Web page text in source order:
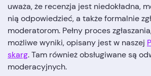
uważa, że recenzja jest niedokładna,
nią odpowiedzieć, a także formalnie
moderatorom. Pełny proces
możliwe wyniki, opisany jest w naszej
skarg. Tam również obsługiwane są
moderacyjnych.